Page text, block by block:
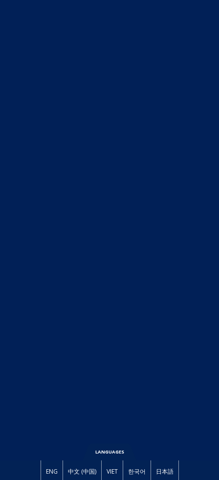
LANGUAGES
ENG 中文 (中国) VIET 한국어 日本語